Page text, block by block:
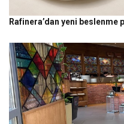
Rafinera’dan yeni beslenme